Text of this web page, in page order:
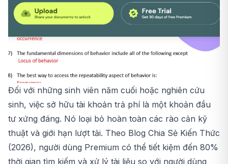
Đối với những sinh viên năm cuối hoặc nghiên cứu
sinh, việc sở hữu tài khoản trả phí là một khoản đầu
tư xứng đáng. Nó loại bỏ hoàn toàn các rào cản kỹ
thuật và giới hạn lượt tải. Theo Blog Chia Sẻ Kiến Thức
(2026), người dùng Premium có thể tiết kiệm đến 80%
thời gian tìm kiếm và xử lý tài liệu so với người dùng